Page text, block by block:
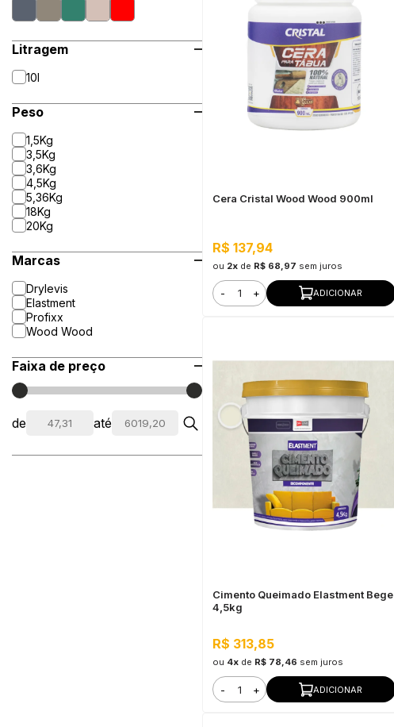
Litragem
10l
Peso
1,5Kg
3,5Kg
3,6Kg
4,5Kg
5,36Kg
18Kg
20Kg
Marcas
Drylevis
Elastment
Profixx
Wood Wood
Faixa de preço
de até
Cera Cristal Wood Wood 900ml
R$ 137,94
ou 2x de R$ 68,97 sem juros
- + ADICIONAR
Cimento Queimado Elastment Bege
4,5kg
R$ 313,85
ou 4x de R$ 78,46 sem juros
- + ADICIONAR